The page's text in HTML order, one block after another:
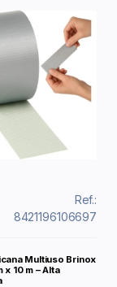
Ref.:
8421196106697
Multiuso Brinox
x 10 m – Alta